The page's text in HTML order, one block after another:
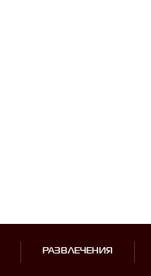
РАЗВЛЕЧЕНИЯ